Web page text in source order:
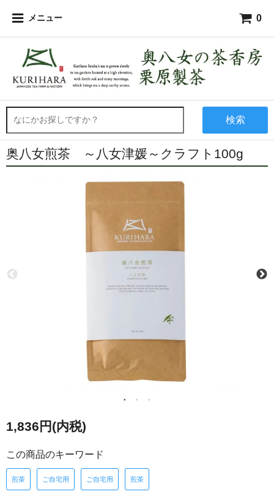
メニュー 0
検索
奥八女煎茶 ～八女津媛～クラフト100g
1,836円(内税)
この商品のキーワード
煎茶 ご自宅用 ご自宅用 煎茶